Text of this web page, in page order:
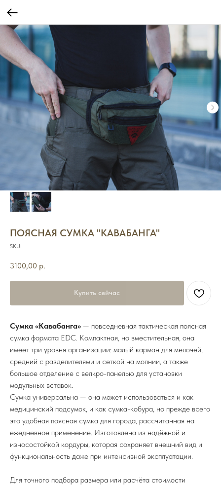
ПОЯСНАЯ СУМКА "КАВАБАНГА"
SKU:
3100,00 р.
Купить сейчас
Сумка «Кавабанга» — повседневная тактическая поясная
сумка формата EDC. Компактная, но вместительная, она
имеет три уровня организации: малый карман для мелочей,
средний с разделителями и сеткой на молнии, а также
большое отделение с велкро-панелью для установки
модульных вставок.
Сумка универсальна — она может использоваться и как
медицинский подсумок, и как сумка-кобура, но прежде всего
это удобная поясная сумка для города, рассчитанная на
ежедневное применение. Изготовлена из надёжной и
износостойкой кордуры, которая сохраняет внешний вид и
функциональность даже при интенсивной эксплуатации.
Для точного подбора размера или расчёта стоимости